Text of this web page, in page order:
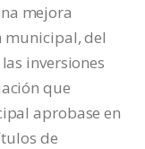
mejora
municipal, del
inversiones
que
aprobase en
de